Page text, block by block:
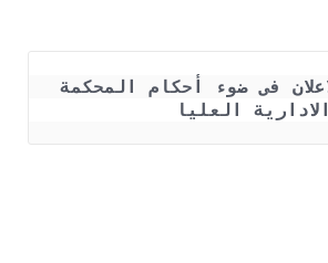
الادارية العليا